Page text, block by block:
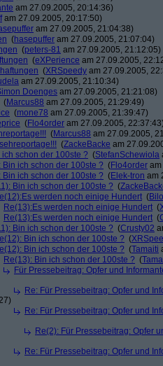
am 27.09.2005, 20:14:36)
am 27.09.2005, 20:17:50)
am 27.09.2005, 21:04:38)
(hasepuffer am 27.09.2005, 21:07:04)
(peters-81 am 27.09.2005, 21:12:05)
(eXPerience am 27.09.2005,
(XRSpeedy am 27.09.2005,
am 27.09.2005, 21:10:34)
Doenges am 27.09.2005, 21:21:08)
(Marcus88 am 27.09.2005, 21:29:49)
(mone78 am 27.09.2005, 21:39:47)
(Flo4order am 27.09.2005,
(Marcus88 am 27.09.2005,
(ZackeBacke am
ich schon der 100ste ? (StefanSchewiola
Bin ich schon der 100ste ? (Flo4order
Bin ich schon der 100ste ? (Elek-tron am
Bin ich schon der 100ste ? (
werden noch einige Hundert (
Re(13):Es werden noch einige Hundert (
Re(13):Es werden noch einige Hundert (
Bin ich schon der 100ste ? (Crusty02
Bin ich schon der 100ste ? (
Bin ich schon der 100ste ? (Tamaiti
Re(13): Bin ich schon der 100ste ? (
Für Pressebeitrag: Opfer und
Re: Für Pressebeitrag: Opfer und
Re: Für Pressebeitrag: Opfer und
Re(2): Für Pressebeitrag: Opfer
Re: Für Pressebeitrag: Opfer und